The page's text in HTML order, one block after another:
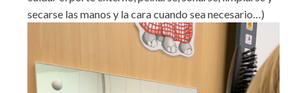
secarse las manos y la cara cuando sea necesario…)